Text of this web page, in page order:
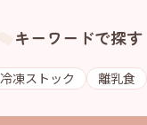
キーワードで探す
冷凍ストック 離乳食